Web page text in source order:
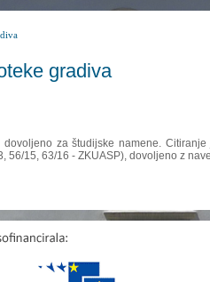
gradiva
za študijske namene.
56/15, 63/16 - ZKUASP), dovoljeno z